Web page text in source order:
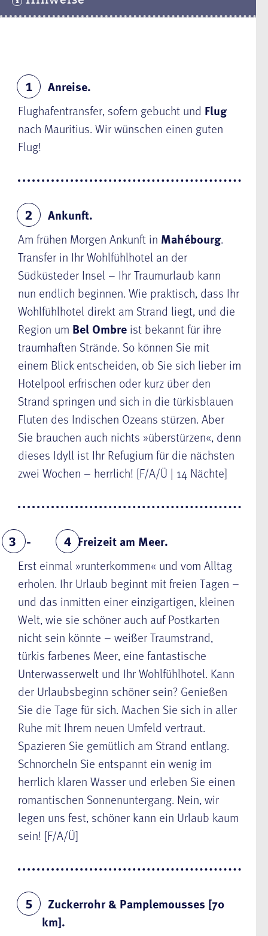
1
Anreise.
Flughafentransfer, sofern gebucht und Flug
nach Mauritius. Wir wünschen einen guten
Flug!
2
Ankunft.
Am frühen Morgen Ankunft in Mahébourg.
Transfer in Ihr Wohlfühlhotel an der
Südküsteder Insel – Ihr Traumurlaub kann
nun endlich beginnen. Wie praktisch, dass Ihr
Wohlfühlhotel direkt am Strand liegt, und die
Region um Bel Ombre ist bekannt für ihre
traumhaften Strände. So können Sie mit
einem Blick entscheiden, ob Sie sich lieber im
Hotelpool erfrischen oder kurz über den
Strand springen und sich in die türkisblauen
Fluten des Indischen Ozeans stürzen. Aber
Sie brauchen auch nichts »überstürzen«, denn
dieses Idyll ist Ihr Refugium für die nächsten
zwei Wochen – herrlich! [F/A/Ü | 14 Nächte]
3 4 Freizeit am Meer.
Erst einmal »runterkommen« und vom Alltag
erholen. Ihr Urlaub beginnt mit freien Tagen –
und das inmitten einer einzigartigen, kleinen
Welt, wie sie schöner auch auf Postkarten
nicht sein könnte – weißer Traumstrand,
türkis farbenes Meer, eine fantastische
Unterwasserwelt und Ihr Wohlfühlhotel. Kann
der Urlaubsbeginn schöner sein? Genießen
Sie die Tage für sich. Machen Sie sich in aller
Ruhe mit Ihrem neuen Umfeld vertraut.
Spazieren Sie gemütlich am Strand entlang.
Schnorcheln Sie entspannt ein wenig im
herrlich klaren Wasser und erleben Sie einen
romantischen Sonnenuntergang. Nein, wir
legen uns fest, schöner kann ein Urlaub kaum
sein! [F/A/Ü]
5
Zuckerrohr & Pamplemousses [70
km].